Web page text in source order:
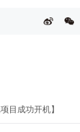
目成功开机】